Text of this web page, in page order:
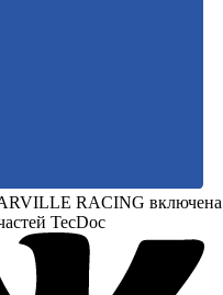
RACING включена
TecDoc